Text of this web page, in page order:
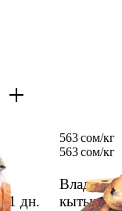
1 дн.
563 сом/кг
563 сом/кг